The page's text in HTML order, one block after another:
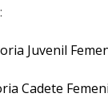
Juvenil
Cadete